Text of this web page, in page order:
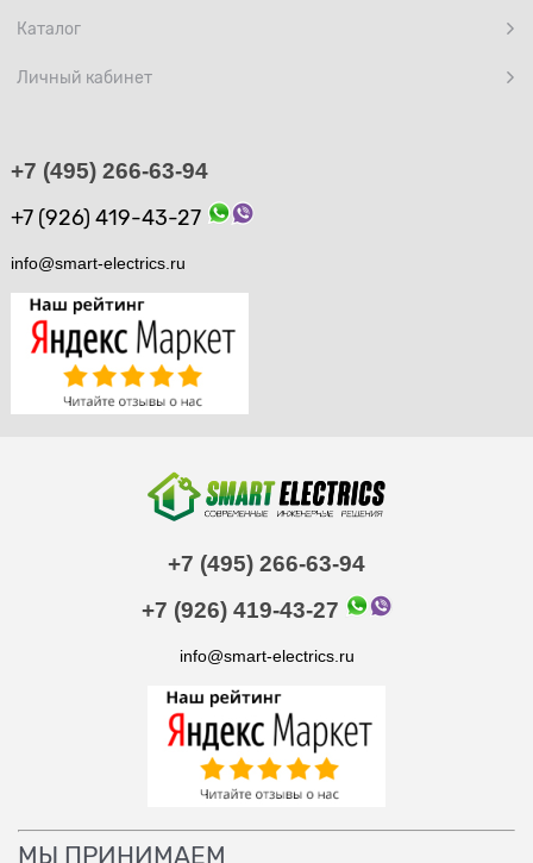
Каталог
Личный кабинет
+7 (495) 266-63-94
+7 (926) 419-43-27
info@smart-electrics.ru
+7 (495) 266-63-94
+7 (926) 419-43-27
info@smart-electrics.ru
МЫ ПРИНИМАЕМ